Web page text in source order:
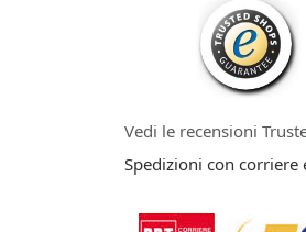
Vedi le recensioni
Spedizioni con corriere